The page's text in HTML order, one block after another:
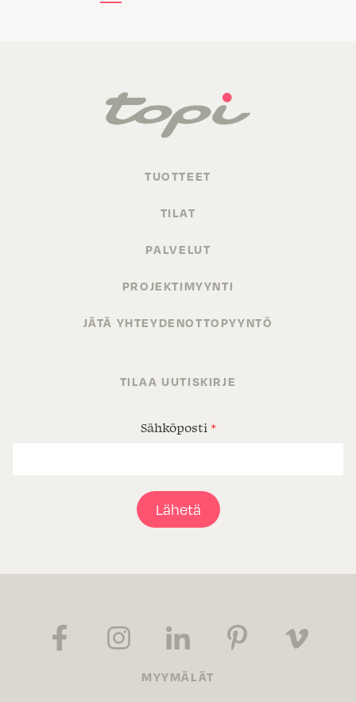
TUOTTEET
TILAT
PALVELUT
PROJEKTIMYYNTI
JÄTÄ YHTEYDENOTTOPYYNTÖ
TILAA UUTISKIRJE
Sähköposti *
Lähetä
MYYMÄLÄT